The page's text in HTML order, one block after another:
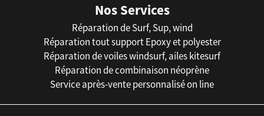
Nos Services
Réparation de Surf, Sup, wind
Réparation tout support Epoxy et polyester
Réparation de voiles windsurf, ailes kitesurf
Réparation de combinaison néoprène
Service après-vente personnalisé on line